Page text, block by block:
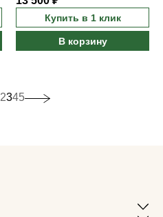
Купить в 1 клик
В корзину
2345